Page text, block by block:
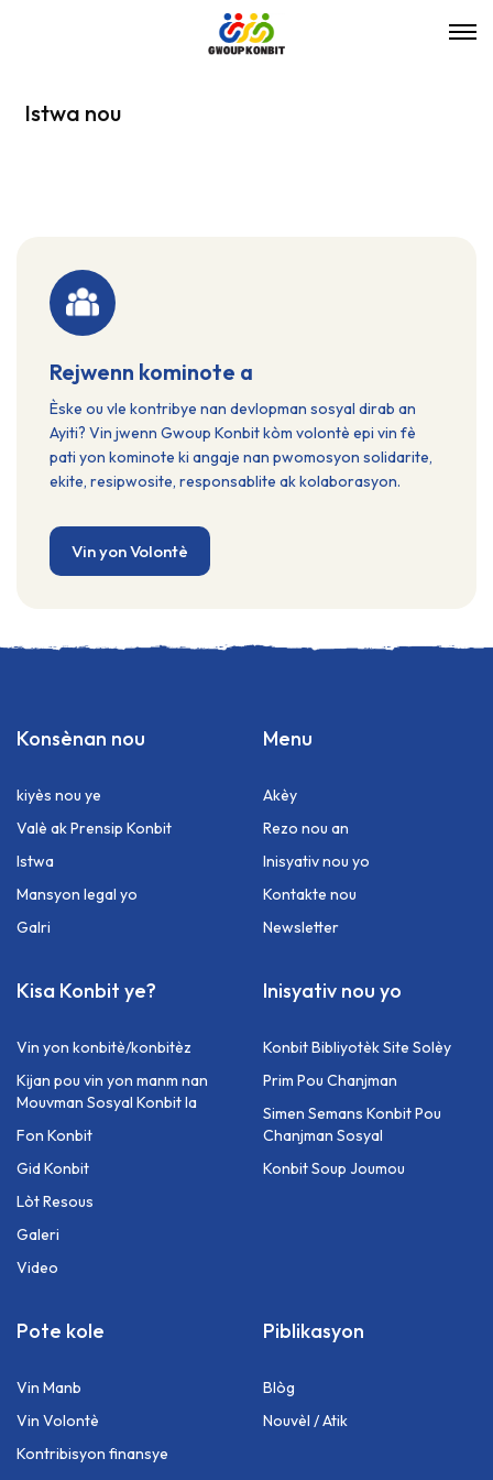
Istwa nou
Rejwenn kominote a
Èske ou vle kontribye nan devlopman sosyal dirab an
Ayiti? Vin jwenn Gwoup Konbit kòm volontè epi vin fè
pati yon kominote ki angaje nan pwomosyon solidarite,
ekite, resipwosite, responsablite ak kolaborasyon.
Vin yon Volontè
Konsènan nou
kiyès nou ye
Valè ak Prensip Konbit
Istwa
Mansyon legal yo
Galri
Menu
Akèy
Rezo nou an
Inisyativ nou yo
Kontakte nou
Newsletter
Kisa Konbit ye?
Vin yon konbitè/konbitèz
Kijan pou vin yon manm nan
Mouvman Sosyal Konbit la
Fon Konbit
Gid Konbit
Lòt Resous
Galeri
Video
Inisyativ nou yo
Konbit Bibliyotèk Site Solèy
Prim Pou Chanjman
Simen Semans Konbit Pou
Chanjman Sosyal
Konbit Soup Joumou
Pote kole
Vin Manb
Vin Volontè
⁠Kontribisyon finansye
Piblikasyon
Blòg
Nouvèl / Atik